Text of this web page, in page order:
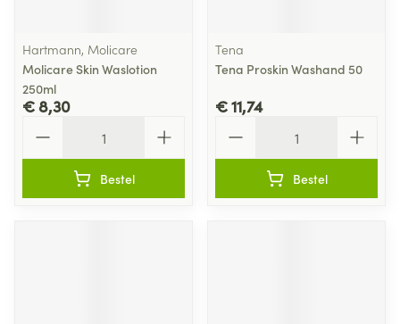
Hartmann, Molicare
Molicare Skin Waslotion
250ml
€ 8,30
Bestel
Tena
Tena Proskin Washand 50
€ 11,74
Bestel